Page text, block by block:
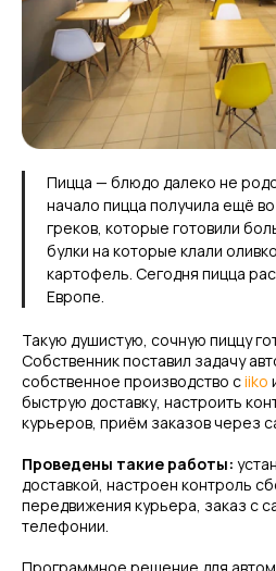
Пицца — блюдо далеко не
начало пицца получила ещё
греков, которые готовили
булки на которые клали
картофель. Сегодня пицца
Европе.
Такую душистую, сочную пиццу
Собственник поставил задачу
собственное производство сiiko
быструю доставку, настроить
курьеров, приём заказов через
Проведены такие работы:
доставкой, настроен контроль
передвижения курьера, заказ с
телефонии.